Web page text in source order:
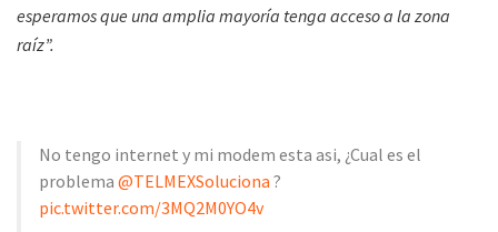
esperamos que una amplia mayoría tenga acceso a la zona
raíz”.
No tengo internet y mi modem esta asi, ¿Cual es el
problema @TELMEXSoluciona ?
pic.twitter.com/3MQ2M0YO4v